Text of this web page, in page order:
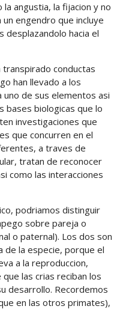
angustia, la fijacion y no
un engendro que incluye
desplazandolo hacia el
conductas
han llevado a los
de sus elementos asi
bases biologicas que lo
investigaciones que
que concurren en el
a traves de
tratan de reconocer
como las interacciones
podriamos distinguir
sobre pareja o
o paternal). Los dos son
de la especie, porque el
a la reproduccion,
las crias reciban los
desarrollo. Recordemos
en las otros primates),